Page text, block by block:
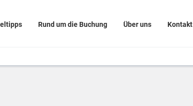
Rund um die Buchung Über uns Kontakt